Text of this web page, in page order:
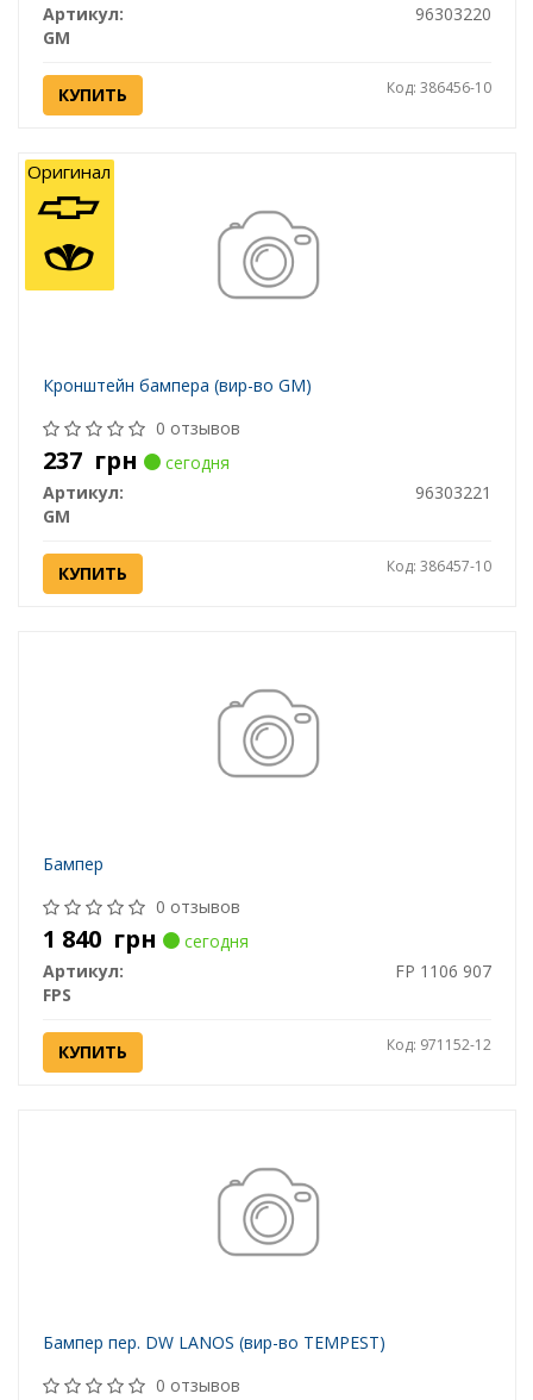
Артикул:
96303220
GM
КУПИТЬ Код: 386456-10
Кронштейн бампера (вир-во GM)
0 отзывов
237 грн
сегодня
Артикул:
96303221
GM
КУПИТЬ Код: 386457-10
Оригинал
Бампер
0 отзывов
1 840 грн
сегодня
Артикул:
FP 1106 907
FPS
КУПИТЬ Код: 971152-12
Бампер пер. DW LANOS (вир-во TEMPEST)
0 отзывов